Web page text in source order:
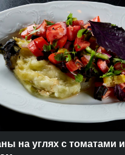
на углях с томатами и